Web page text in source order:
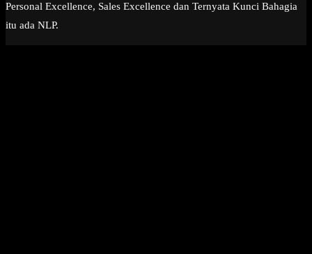
Personal Excellence, Sales Excellence dan Ternyata Kunci Bahagia
itu ada NLP.